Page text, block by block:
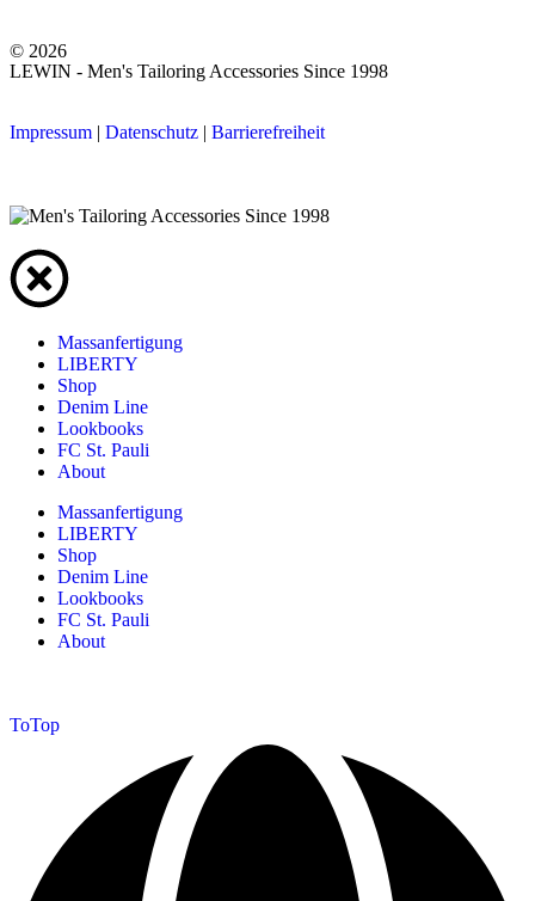
© 2026
LEWIN - Men's Tailoring Accessories Since 1998
Impressum | Datenschutz | Barrierefreiheit
Massanfertigung
LIBERTY
Shop
Denim Line
Lookbooks
FC St. Pauli
About
Massanfertigung
LIBERTY
Shop
Denim Line
Lookbooks
FC St. Pauli
About
ToTop